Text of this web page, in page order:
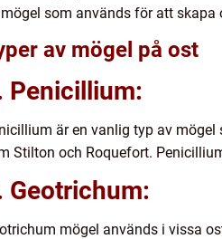
som används för att skapa
av mögel på ost
Penicillium:
är en vanlig typ av
Stilton och Roquefort.
Geotrichum:
mögel används i vissa